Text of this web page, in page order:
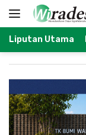
Langsung
Liputan Utama